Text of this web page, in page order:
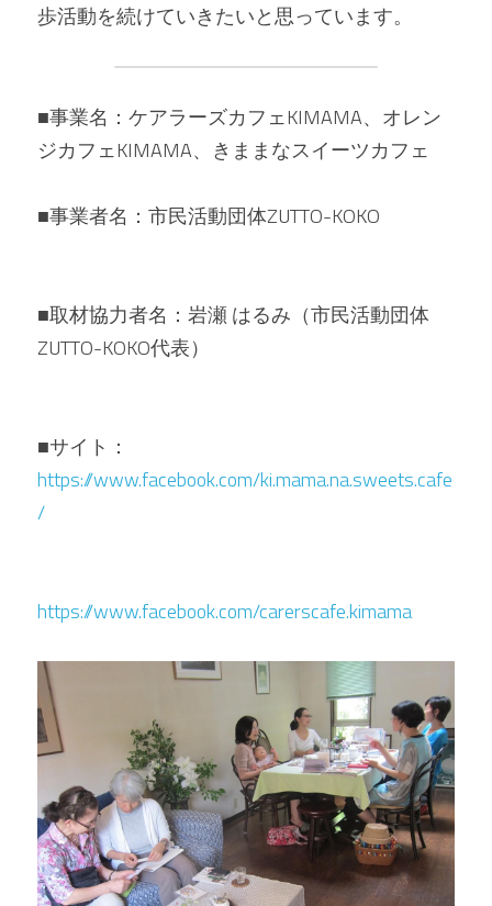
歩活動を続けていきたいと思っています。
■事業名：ケアラーズカフェKIMAMA、オレン
■事業者名：市民活動団体ZUTTO-KOKO
■取材協力者名：岩瀬 はるみ（市民活動団体
ZUTTO-KOKO代表）
■サイト：
https://www.facebook.com/ki.mama.na.sweets.cafe
/
https://www.facebook.com/carerscafe.kimama